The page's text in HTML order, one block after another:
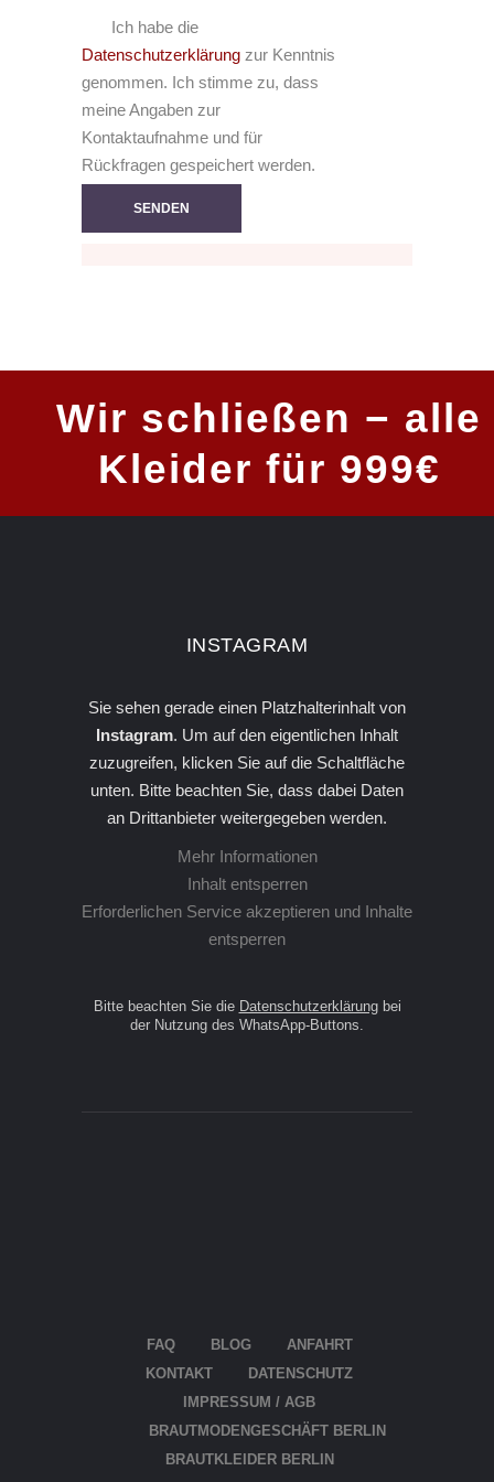
Ich habe die
Datenschutzerklärung zur Kenntnis
genommen. Ich stimme zu, dass
meine Angaben zur
Kontaktaufnahme und für
Rückfragen gespeichert werden.
Wir schließen − alle
Kleider für 999€
INSTA­GRAM
Sie sehen gerade einen Platzhalterinhalt von
Instagram. Um auf den eigentlichen Inhalt
zuzugreifen, klicken Sie auf die Schaltfläche
unten. Bitte beachten Sie, dass dabei Daten
an Drittanbieter weitergegeben werden.
Mehr Informationen
Inhalt entsperren
Erforderlichen Service akzeptieren und Inhalte
entsperren
Bitte beachten Sie die Datenschutzerklärungbei
der Nutzung des WhatsApp-Buttons.
FAQ BLOG
ANFAHRT
KON­TAKT
DATEN­SCHUTZ
IMPRES­SUM / AGB
BRAUT­MO­DEN­GE­SCHÄFT BERLIN
BRAUT­KLEI­DER BERLIN